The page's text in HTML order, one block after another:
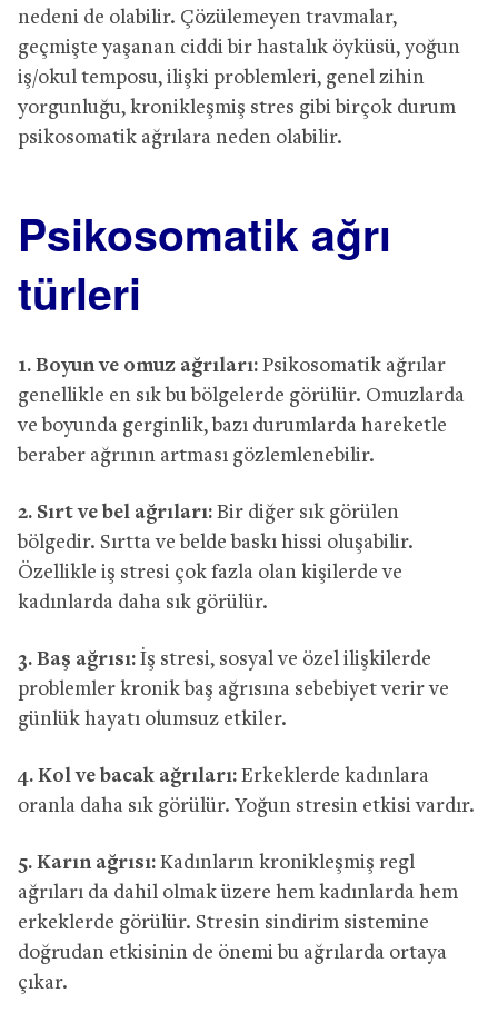
nedeni de olabilir. Çözülemeyen travmalar,
geçmişte yaşanan ciddi bir hastalık öyküsü, yoğun
iş/okul temposu, ilişki problemleri, genel zihin
yorgunluğu, kronikleşmiş stres gibi birçok durum
psikosomatik ağrılara neden olabilir.
Psikosomatik ağrı
türleri
1. Boyun ve omuz ağrıları: Psikosomatik ağrılar
genellikle en sık bu bölgelerde görülür. Omuzlarda
ve boyunda gerginlik, bazı durumlarda hareketle
beraber ağrının artması gözlemlenebilir.
2. Sırt ve bel ağrıları: Bir diğer sık görülen
bölgedir. Sırtta ve belde baskı hissi oluşabilir.
Özellikle iş stresi çok fazla olan kişilerde ve
kadınlarda daha sık görülür.
3. Baş ağrısı: İş stresi, sosyal ve özel ilişkilerde
problemler kronik baş ağrısına sebebiyet verir ve
günlük hayatı olumsuz etkiler.
4. Kol ve bacak ağrıları: Erkeklerde kadınlara
oranla daha sık görülür. Yoğun stresin etkisi vardır.
5. Karın ağrısı: Kadınların kronikleşmiş regl
ağrıları da dahil olmak üzere hem kadınlarda hem
erkeklerde görülür. Stresin sindirim sistemine
doğrudan etkisinin de önemi bu ağrılarda ortaya
çıkar.